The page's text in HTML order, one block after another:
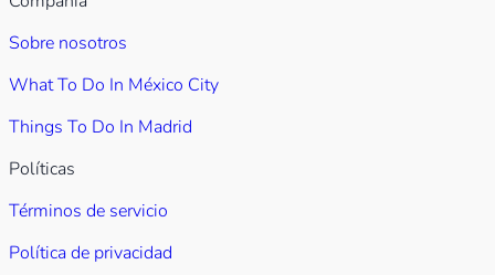
Sobre nosotros
What To Do In México City
Things To Do In Madrid
Políticas
Términos de servicio
Política de privacidad